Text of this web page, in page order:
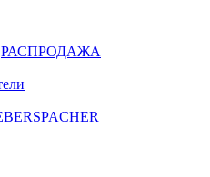
РАСПРОДАЖА